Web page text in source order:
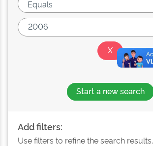
Start a new search
Add filters:
Use filters to refine the search results.